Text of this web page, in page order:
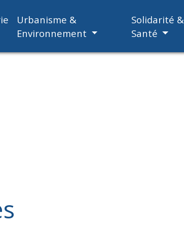
Urbanisme &
Environnement
Solidarité &
Santé